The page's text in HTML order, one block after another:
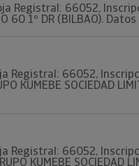
Registral: 66052,
60 1º DR (BILBAO).
Registral: 66052,
KUMEBE SOCIEDAD
Registral: 66052,
KUMEBE